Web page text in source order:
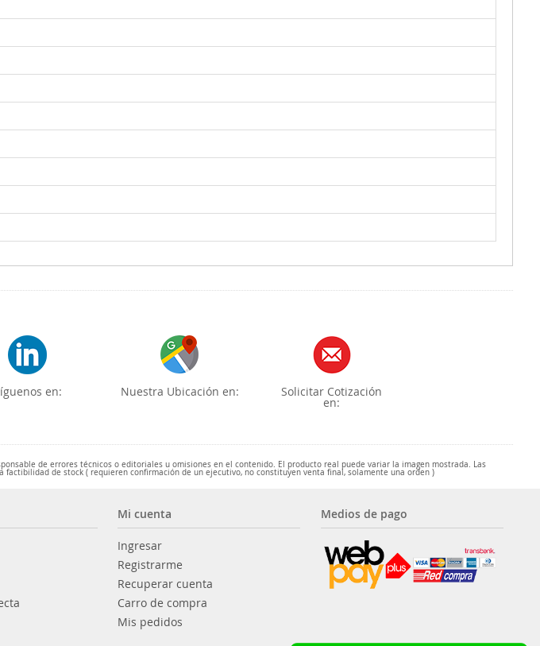
en: Nuestra Ubicación en: Solicitar Cotización
en:
de errores técnicos o editoriales u omisiones en el contenido. El producto real puede variar la imagen mostrada. Las
de stock ( requieren confirmación de un ejecutivo, no constituyen venta final, solamente una orden )
Mi cuenta
Ingresar
Registrarme
Recuperar cuenta
Carro de compra
Mis pedidos
Medios de pago